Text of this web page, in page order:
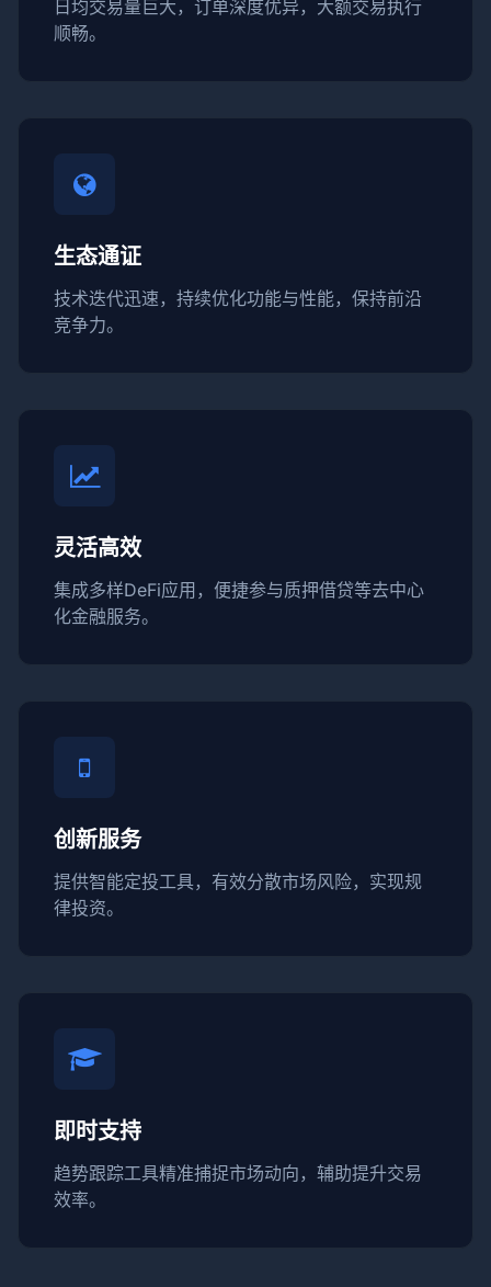
日均交易量巨大，订单深度优异，大额交易执行
顺畅。
生态通证
技术迭代迅速，持续优化功能与性能，保持前沿
竞争力。
灵活高效
集成多样DeFi应用，便捷参与质押借贷等去中心
化金融服务。
创新服务
提供智能定投工具，有效分散市场风险，实现规
律投资。
即时支持
趋势跟踪工具精准捕捉市场动向，辅助提升交易
效率。